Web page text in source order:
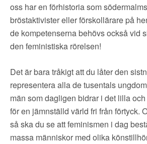
oss har en förhistoria som
bröstaktivister eller förskollärare på
de kompetenserna behövs också vid
den feministiska rörelsen!
Det är bara tråkigt att du låter den
representera alla de tusentals
män som dagligen bidrar i det lilla
för en jämnställd värld fri från förtyck.
så ska du se att feminismen i dag
massa människor med olika